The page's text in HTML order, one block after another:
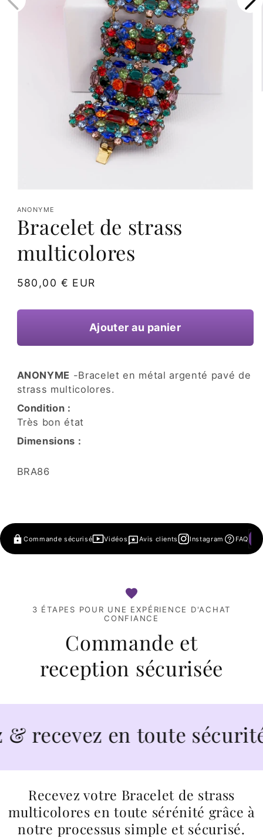
le
média
1
dans
fenêtre
ANONYME
Bracelet de strass
multicolores
Prix
580,00 € EUR
Ajouter au panier
ANONYME -Bracelet en métal argenté pavé de
strass multicolores.
Condition :
Très bon état
Dimensions :
SKU:
BRA86
Commande sécurisé Vidéos Avis clients Instagram FAQ
3 ÉTAPES POUR UNE EXPÉRIENCE D'ACHAT
CONFIANCE
Commande et
reception sécurisée
en toute sécurité
Recevez votre Bracelet de strass
multicolores en toute sérénité grâce à
notre processus simple et sécurisé.